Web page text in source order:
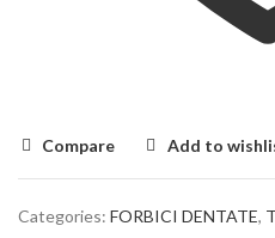
Compare Add to
Categories: FORBICI DENTATE,